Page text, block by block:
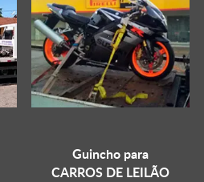
Guincho para
CARROS DE LEILÃO